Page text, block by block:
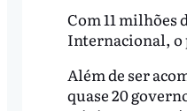
Com 11 milhões
Internacional, o
Além de ser
quase 20